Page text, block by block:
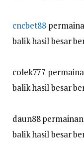
cncbet88
balik hasil besar
colek777
balik hasil besar
daun88
balik hasil besar